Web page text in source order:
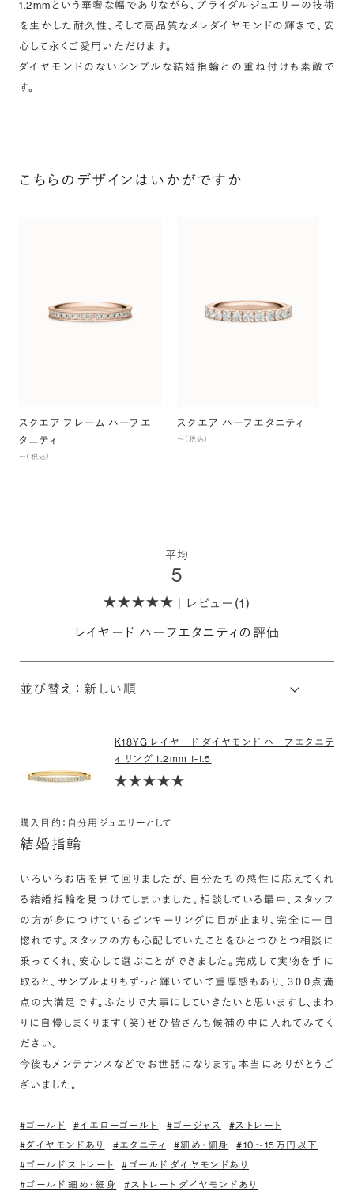
1.2mmという華奢な幅でありながら、ブライダルジュエリーの技術
を生かした耐久性、そして高品質なメレダイヤモンドの輝きで、安
心して永くご愛用いただけます。
ダイヤモンドのないシンプルな結婚指輪との重ね付けも素敵で
す。
こちらのデザインはいかがですか
スクエア フレーム ハーフエ
タニティ
〜（税込）
スクエア ハーフエタニティ
〜（税込）
平均
5
| レビュー(1)
レイヤード ハーフエタニティの評価
並び替え：
K18YG レイヤード ダイヤモンド ハーフエタニテ
ィ リング 1.2mm 1-1.5
購入目的：自分用ジュエリーとして
結婚指輪
いろいろお店を見て回りましたが、自分たちの感性に応えてくれ
る結婚指輪を見つけてしまいました。相談している最中、スタッフ
の方が身につけているピンキーリングに目が止まり、完全に一目
惚れです。スタッフの方も心配していたことをひとつひとつ相談に
乗ってくれ、安心して選ぶことができました。完成して実物を手に
取ると、サンプルよりもずっと輝いていて重厚感もあり、３００点満
点の大満足です。ふたりで大事にしていきたいと思いますし、まわ
りに自慢しまくります（笑）ぜひ皆さんも候補の中に入れてみてく
ださい。
今後もメンテナンスなどでお世話になります。本当にありがとうご
ざいました。
#ゴールド #イエローゴールド #ゴージャス
#ストレート
#ダイヤモンドあり
#エタニティ #細め・細身
#10〜15万円以下
#ゴールド ストレート
#ゴールド ダイヤモンドあり
#ゴールド 細め・細身
#ストレート ダイヤモンドあり